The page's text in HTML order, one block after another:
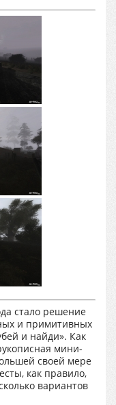
стало решение
и примитивных
и найди». Как
мини-
своей мере
как правило,
вариантов